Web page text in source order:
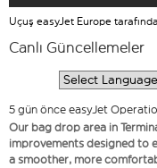
Uçuş easyJet Europe
Canlı Güncellemeler
5 gün önce easyJet
Our bag drop area in
improvements designed to
a smoother, more